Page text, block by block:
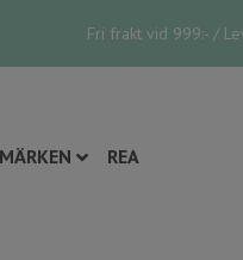
Fri frakt vid 999:- /
REA